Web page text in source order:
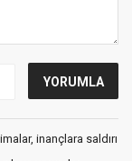
inançlara saldırı